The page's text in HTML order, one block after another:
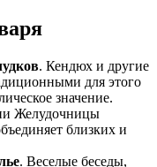
. Кендюх и другие
для этого
значение.
Желудочницы
близких и
. Веселые беседы,